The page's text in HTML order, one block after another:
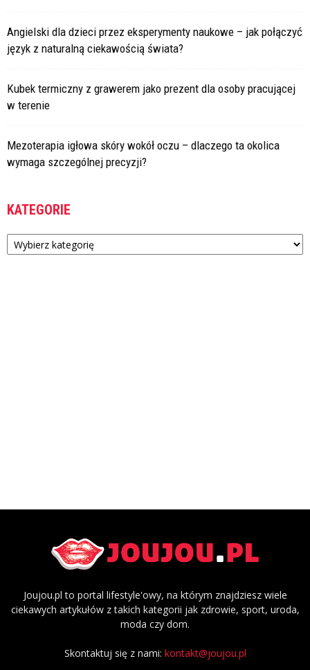
Angielski dla dzieci przez eksperymenty naukowe – jak połączyć
język z naturalną ciekawością świata?
Kubek termiczny z grawerem jako prezent dla osoby pracującej
w terenie
Mezoterapia igłowa skóry wokół oczu – dlaczego ta okolica
wymaga szczególnej precyzji?
KATEGORIE
Kategorie
Joujou.pl to portal lifestyle'owy, na którym znajdziesz wiele
ciekawych artykułów z takich kategorii jak zdrowie, sport, uroda,
moda czy dom.
Skontaktuj się z nami: kontakt@joujou.pl